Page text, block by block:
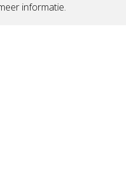
informatie.